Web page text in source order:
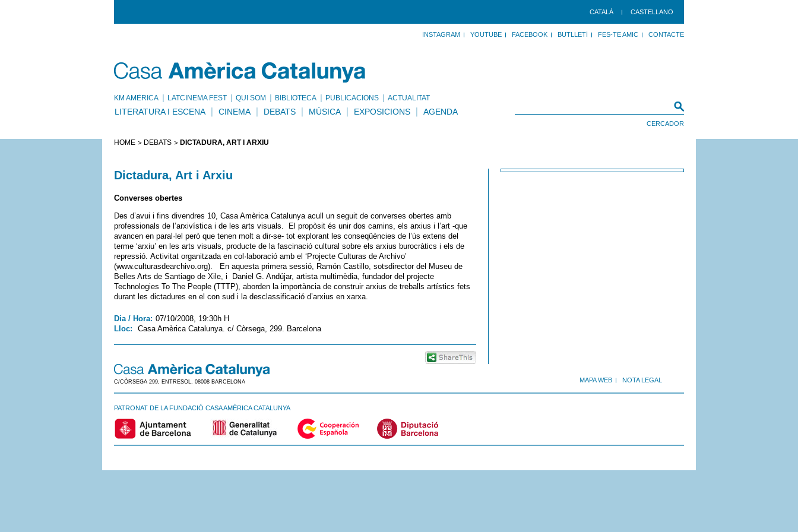
CATALÀ CASTELLANO
INSTAGRAM YOUTUBE FACEBOOK BUTLLETÍ FES-TE AMIC CONTACTE
KM AMÈRICA LATCINEMA FEST QUI SOM BIBLIOTECA PUBLICACIONS ACTUALITAT
LITERATURA I ESCENA CINEMA DEBATS MÚSICA EXPOSICIONS AGENDA
HOME DEBATS DICTADURA, ART I ARXIU
Dictadura, Art i Arxiu
Converses obertes
Des d’avui i fins divendres 10, Casa Amèrica Catalunya acull un seguit de converses obertes amb
professionals de l’arxivística i de les arts visuals. El propòsit és unir dos camins, els arxius i l’art -que
avancen en paral·lel però que tenen molt a dir-se- tot explorant les conseqüències de l’ús extens del
terme ‘arxiu’ en les arts visuals, producte de la fascinació cultural sobre els arxius burocràtics i els de
repressió. Activitat organitzada en col·laboració amb el ‘Projecte Culturas de Archivo’
(www.culturasdearchivo.org). En aquesta primera sessió, Ramón Castillo, sotsdirector del Museu de
Belles Arts de Santiago de Xile, i Daniel G. Andújar, artista multimèdia, fundador del projecte
Technologies To The People (TTTP), aborden la importància de construir arxius de treballs artístics fets
durant les dictadures en el con sud i la desclassificació d’arxius en xarxa.
Dia / Hora: 07/10/2008, 19:30h H
Lloc:
Casa Amèrica Catalunya. c/ Còrsega, 299. Barcelona
MAPA WEB NOTA LEGAL
C/CÒRSEGA 299, ENTRESOL. 08008 BARCELONA
PATRONAT DE LA FUNDACIÓ CASA AMÈRICA CATALUNYA